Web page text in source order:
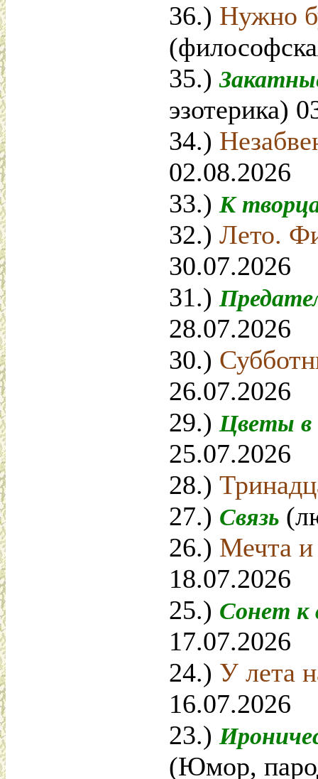
36.) Нужно
35.)
эзотерика)
34.)
02.08.2026
33.) К
32.) Лето.
30.07.2026
31.)
28.07.2026
30.)
26.07.2026
29.) Цветы в
25.07.2026
28.)
27.) Связь
26.) Мечта
18.07.2026
25.) Сонет к
17.07.2026
24.) У лета
16.07.2026
23.)
(Юмор,